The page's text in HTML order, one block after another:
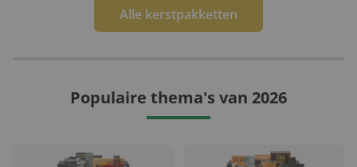
Alle kerstpakketten
Populaire thema's van 2026